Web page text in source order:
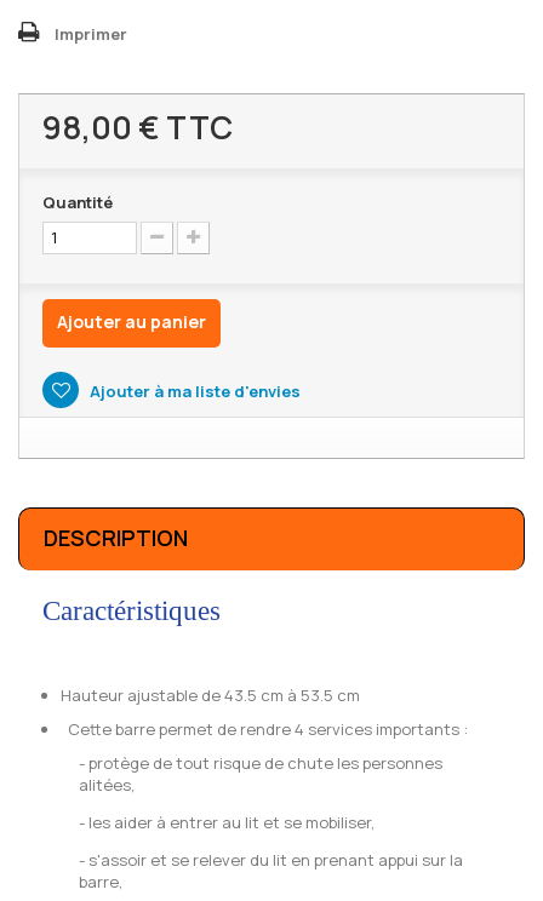
Imprimer
98,00 €TTC
Quantité
Ajouter au panier
Ajouter à ma liste d'envies
DESCRIPTION
Caractéristiques
Hauteur ajustable de 43.5 cm à 53.5 cm
Cette barre permet de rendre 4 services importants :
- protège de tout risque de chute les personnes
alitées,
- les aider à entrer au lit et se mobiliser,
- s'assoir et se relever du lit en prenant appui sur la
barre,